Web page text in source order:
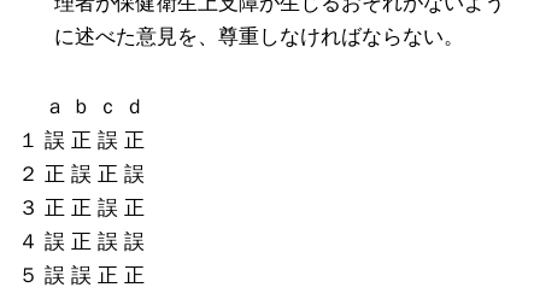
に述べた意見を、尊重しなければならない。
ａ ｂ ｃ ｄ
１ 誤 正 誤 正
２ 正 誤 正 誤
３ 正 正 誤 正
４ 誤 正 誤 誤
５ 誤 誤 正 正